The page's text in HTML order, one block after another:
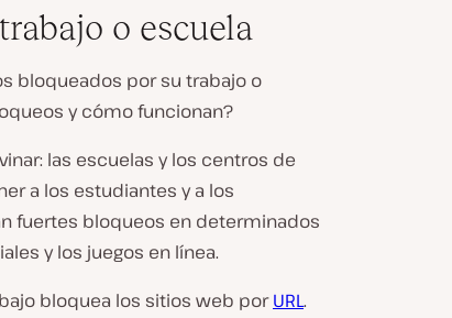
o escuela
bloqueados por su trabajo o
y cómo funcionan?
las escuelas y los centros de
a los estudiantes y a los
fuertes bloqueos en determinados
y los juegos en línea.
bloquea los sitios web porURL.